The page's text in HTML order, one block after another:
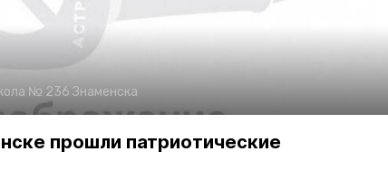
№ 236 Знаменска
прошли патриотические